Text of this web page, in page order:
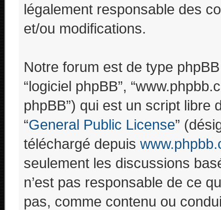
légalement responsable des
et/ou modifications.
Notre forum est de type phpBB
“logiciel phpBB”,
phpBB”) qui est un script libre
“General Public License”
téléchargé depuis
seulement les discussions
n’est pas responsable de ce
pas, comme contenu ou